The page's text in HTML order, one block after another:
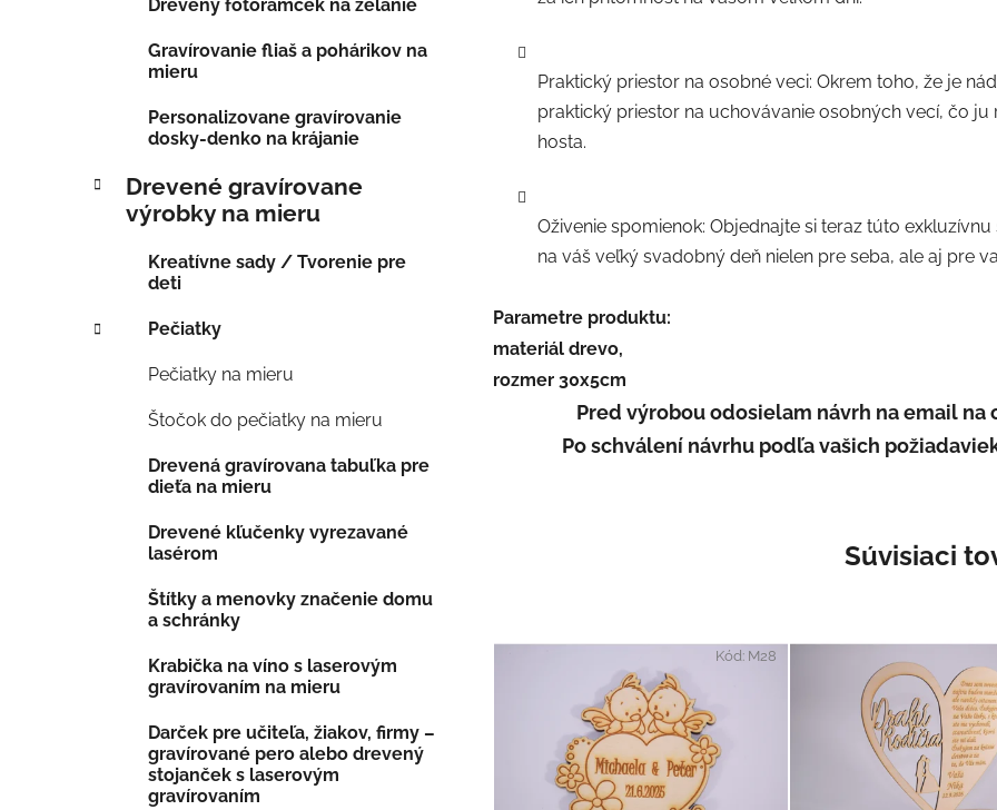
Drevený fotoramček na želanie
Gravírovanie fliaš a pohárikov na
mieru
Personalizovane gravírovanie
dosky-denko na krájanie
Drevené gravírovane
výrobky na mieru
Kreatívne sady / Tvorenie pre
deti
Pečiatky
Pečiatky na mieru
Štočok do pečiatky na mieru
Drevená gravírovana tabuľka pre
dieťa na mieru
Drevené kľučenky vyrezavané
lasérom
Štítky a menovky značenie domu
a schránky
Krabička na víno s laserovým
gravírovaním na mieru
Darček pre učiteľa, žiakov, firmy –
gravírované pero alebo drevený
stojanček s laserovým
gravírovaním
Praktický priestor na osobné veci: Okrem toho, že je
praktický priestor na uchovávanie osobných vecí, čo
hosta.
Oživenie spomienok: Objednajte si teraz túto
na váš veľký svadobný deň nielen pre seba, ale aj pre
Parametre produktu:
materiál drevo,
rozmer 30x5cm
Pred výrobou odosielam návrh na email na
Po schválení návrhu podľa vašich
Súvisiaci
Kód: M28